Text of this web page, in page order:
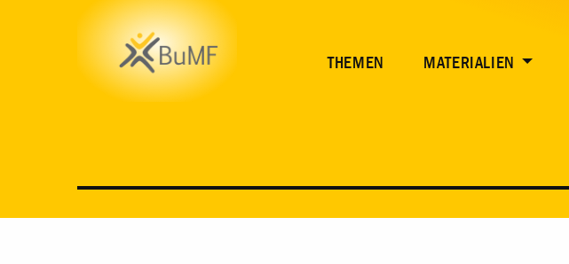
THEMEN MATERIALIEN